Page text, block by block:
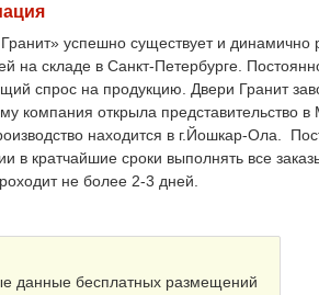
успешно существует и
на складе в Санкт-Петербурге.
спрос на продукцию. Двери Гранит
компания открыла представительство
находится в г.Йошкар-Ола.
в кратчайшие сроки выполнять все
не более 2-3 дней.
данные бесплатных размещений